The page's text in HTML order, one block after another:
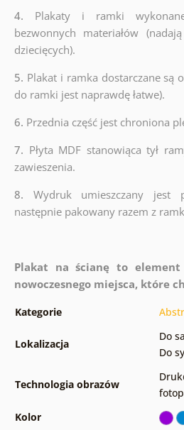
4. Plakaty i ramki
bezwonnych materiałów
dziecięcych).
5. Plakat i ramka dostarczane są
do ramki jest naprawdę łatwe).
6. Przednia część jest chroniona
7. Płyta MDF stanowiąca tył
zawieszenia.
8. Wydruk umieszczany jest
następnie pakowany razem z
Plakat na ścianę to element
nowoczesnego miejsca, które
Kategorie
Lokalizacja
Do
Do
Technologia obrazów
Kolor